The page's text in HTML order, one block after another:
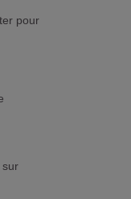
pour
sur